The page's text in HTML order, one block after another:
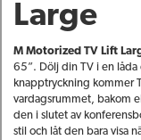
Large
M Motorized TV Lift
65”. Dölj din TV i en
knapptryckning kommer
vardagsrummet, bakom
den i slutet av
stil och låt den bara visa